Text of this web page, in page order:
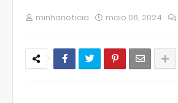
minhanoticia maio 06, 2024